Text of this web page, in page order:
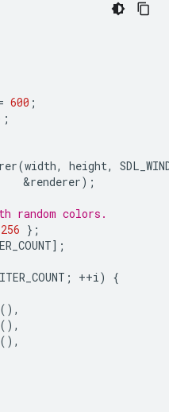
600 ;
(width, height,
&renderer);
random colors.
256 };
];
; ++i)
{
(),
(),
(),